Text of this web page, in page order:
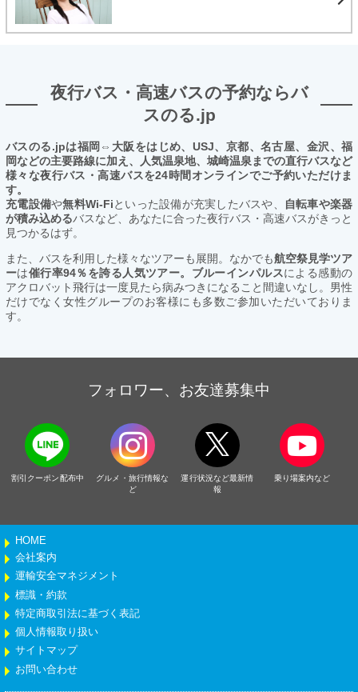
夜行バス・高速バスの予約ならバ
スのる.jp
バスのる.jpは福岡⇔大阪をはじめ、USJ、京都、名古屋、金沢、福
岡などの主要路線に加え、人気温泉地、城崎温泉までの直行バスなど
様々な夜行バス・高速バスを24時間オンラインでご予約いただけま
す。
充電設備や無料Wi-Fiといった設備が充実したバスや、
自転車や楽器
が積み込めるバスなど、あなたに合った夜行バス・高速バスがきっと
見つかるはず。
また、バスを利用した様々なツアーも展開。なかでも航空祭見学ツア
ーは催行率94％を誇る人気ツアー。ブルーインパルスによる感動の
アクロバット飛行は一度見たら病みつきになること間違いなし。男性
だけでなく女性グループのお客様にも多数ご参加いただいておりま
す。
フォロワー、お友達募集中
割引クーポン配布中
グルメ・旅行情報な
ど
運行状況など最新情
報
乗り場案内など
HOME
会社案内
運輸安全マネジメント
標識・約款
特定商取引法に基づく表記
個人情報取り扱い
サイトマップ
お問い合わせ